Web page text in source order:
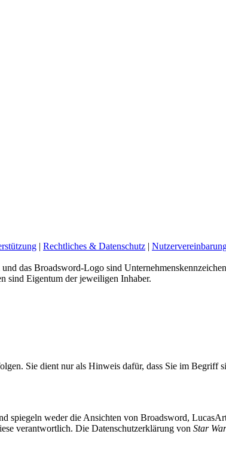
| Rechtliches & Datenschutz |
Broadsword-Logo sind
sind Eigentum der jeweiligen Inhaber.
Sie dient nur als Hinweis dafür, dass Sie im Begriff
spiegeln weder die Ansichten von Broadsword,
verantwortlich. Die Datenschutzerklärung von Star